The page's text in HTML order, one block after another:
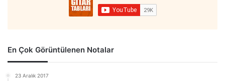
En Çok Görüntülenen Notalar
23 Aralık 2017